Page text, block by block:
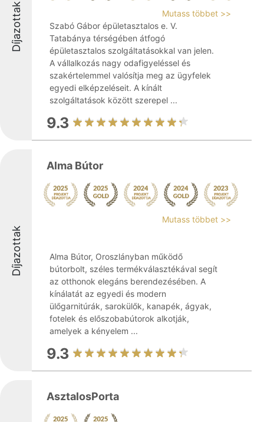
Díjazottak
Mutass többet >>
Szabó Gábor épületasztalos e. V.
Tatabánya térségében átfogó
épületasztalos szolgáltatásokkal van jelen.
A vállalkozás nagy odafigyeléssel és
szakértelemmel valósítja meg az ügyfelek
egyedi elképzeléseit. A kínált
szolgáltatások között szerepel ...
9.3
Díjazottak
Alma Bútor
Mutass többet >>
Alma Bútor, Oroszlányban működő
bútorbolt, széles termékválasztékával segít
az otthonok elegáns berendezésében. A
kínálatát az egyedi és modern
ülőgarnitúrák, sarokülők, kanapék, ágyak,
fotelek és előszobabútorok alkotják,
amelyek a kényelem ...
9.3
AsztalosPorta